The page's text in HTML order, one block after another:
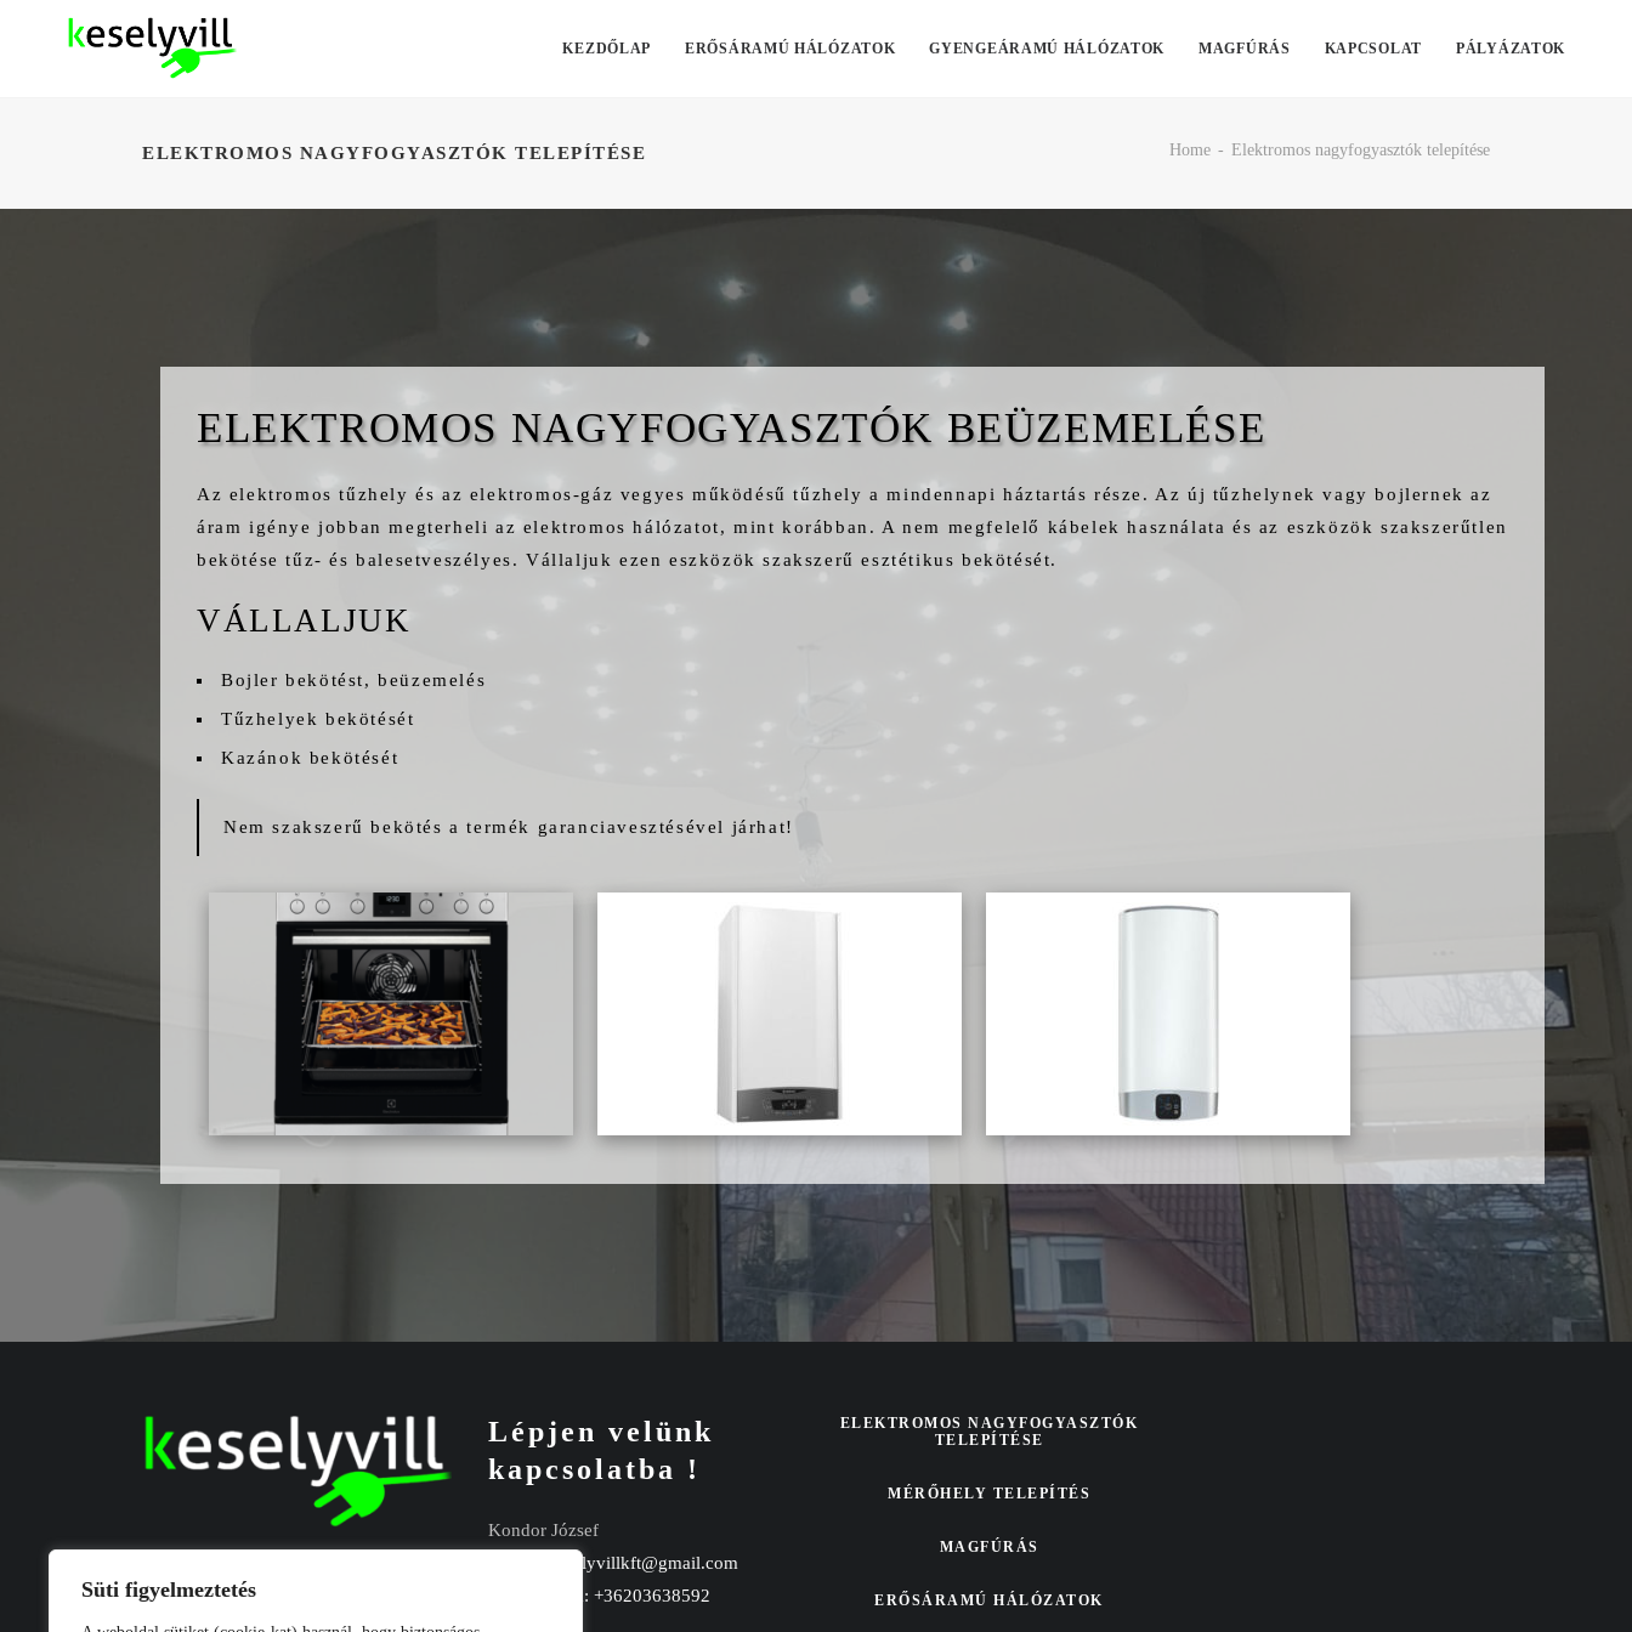
Süti figyelmeztetés
KEZDŐLAP ERŐSÁRAMÚ HÁLÓZATOK GYENGEÁRAMÚ HÁLÓZATOK MAGFÚRÁS KAPCSOLAT PÁLYÁZATOK
ELEKTROMOS NAGYFOGYASZTÓK TELEPÍTÉSE Home Elektromos nagyfogyasztók telepítése
ELEKTROMOS NAGYFOGYASZTÓK BEÜZEMELÉSE
Az elektromos tűzhely és az elektromos-gáz vegyes működésű tűzhely a mindennapi háztartás része. Az új tűzhelynek vagy bojlernek az
áram igénye jobban megterheli az elektromos hálózatot, mint korábban. A nem megfelelő kábelek használata és az eszközök szakszerűtlen
bekötése tűz- és balesetveszélyes. Vállaljuk ezen eszközök szakszerű esztétikus bekötését.
VÁLLALJUK
Bojler bekötést, beüzemelés
Tűzhelyek bekötését
Kazánok bekötését
Nem szakszerű bekötés a termék garanciavesztésével járhat!
Lépjen velünk
kapcsolatba !
Kondor József
keselyvillkft@gmail.com
Telefonszám: +36203638592
ELEKTROMOS NAGYFOGYASZTÓK
TELEPÍTÉSE
MÉRŐHELY TELEPÍTÉS
MAGFÚRÁS
ERŐSÁRAMÚ HÁLÓZATOK